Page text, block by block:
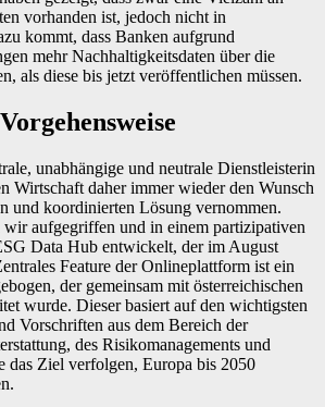
vorhanden ist, jedoch nicht in
kommt, dass Banken aufgrund
mehr Nachhaltigkeitsdaten über die
als diese bis jetzt veröffentlichen müssen.
unabhängige und neutrale Dienstleisterin
Wirtschaft daher immer wieder den Wunsch
und koordinierten Lösung vernommen.
wir aufgegriffen und in einem partizipativen
Data Hub entwickelt, der im August
Feature der Onlineplattform ist ein
der gemeinsam mit österreichischen
wurde. Dieser basiert auf den wichtigsten
Vorschriften aus dem Bereich der
des Risikomanagements und
das Ziel verfolgen, Europa bis 2050